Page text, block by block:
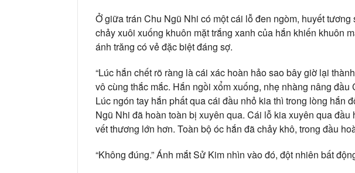
Ở giữa trán Chu Ngũ Nhi có một cái lỗ đen ngòm, huyết
chảy xuôi xuống khuôn mặt trắng xanh của hắn khiến khuôn
ánh trăng có vẻ đặc biệt đáng sợ.
“Lúc hắn chết rõ ràng là cái xác hoàn hảo sao bây giờ lại
vô cùng thắc mắc. Hắn ngồi xổm xuống, nhẹ nhàng nâng
Lúc ngón tay hắn phất qua cái đầu nhỏ kia thì trong lòng hắn
Ngũ Nhi đã hoàn toàn bị xuyên qua. Cái lỗ kia xuyên qua
vết thương lớn hơn. Toàn bộ óc hắn đã chảy khô, trong đầu
“Không đúng.” Ánh mắt Sử Kim nhìn vào đó, đột nhiên bất